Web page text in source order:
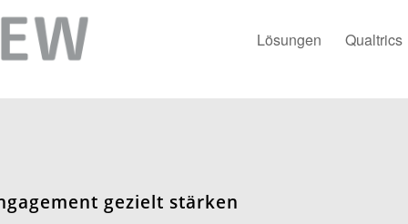
Lösungen Qualtrics
gezielt stärken